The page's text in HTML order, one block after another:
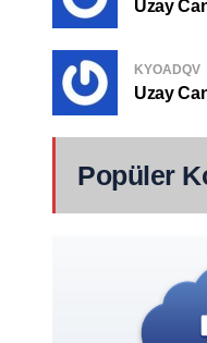
Uzay
KYOADQV
Uzay
Popüler